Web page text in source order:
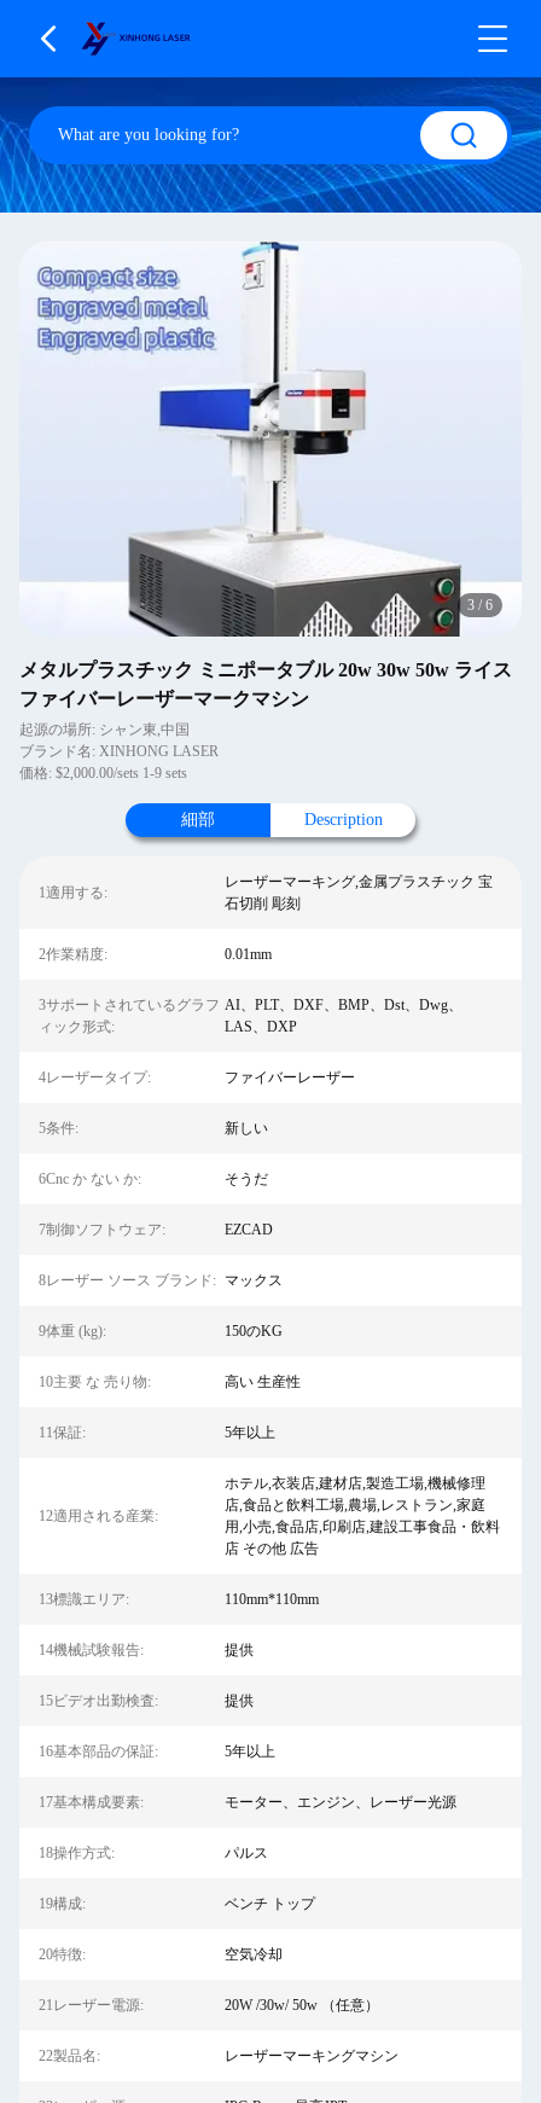
4 /6
メタルプラスチック ミニポータブル 20w 30w 50w ライス
ファイバーレーザーマークマシン
起源の場所: シャン東,中国
ブランド名: XINHONG LASER
価格: $2,000.00/sets 1-9 sets
細部 Description
1適用する:
レーザーマーキング,金属プラスチック 宝
石切削 彫刻
2作業精度: 0.01mm
3サポートされているグラフ
ィック形式:
AI、PLT、DXF、BMP、Dst、Dwg、
LAS、DXP
4レーザータイプ: ファイバーレーザー
5条件: 新しい
6Cnc か ない か: そうだ
7制御ソフトウェア: EZCAD
8レーザー ソース ブランド: マックス
9体重 (kg): 150のKG
10主要 な 売り物: 高い 生産性
11保証: 5年以上
12適用される産業:
ホテル,衣装店,建材店,製造工場,機械修理
店,食品と飲料工場,農場,レストラン,家庭
用,小売,食品店,印刷店,建設工事食品・飲料
店 その他 広告
13標識エリア: 110mm*110mm
14機械試験報告: 提供
15ビデオ出勤検査: 提供
16基本部品の保証: 5年以上
17基本構成要素: モーター、エンジン、レーザー光源
18操作方式: パルス
19構成: ベンチ トップ
20特徴: 空気冷却
21レーザー電源: 20W /30w/ 50w （任意）
22製品名: レーザーマーキングマシン